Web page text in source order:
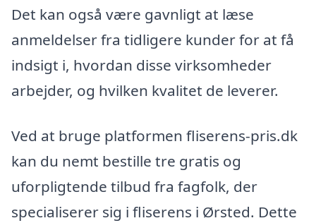
Det kan også være gavnligt at læse
anmeldelser fra tidligere kunder for at få
indsigt i, hvordan disse virksomheder
arbejder, og hvilken kvalitet de leverer.
Ved at bruge platformen fliserens-pris.dk
kan du nemt bestille tre gratis og
uforpligtende tilbud fra fagfolk, der
specialiserer sig i fliserens i Ørsted. Dette